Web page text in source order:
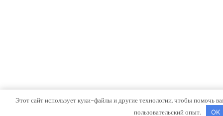
Этот сайт использует куки-файлы и другие технологии, чтобы помочь
пользовательский опыт.
OK